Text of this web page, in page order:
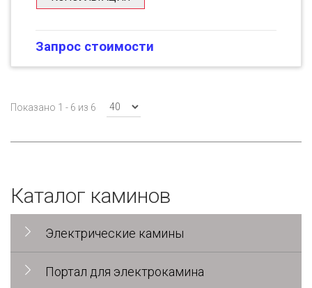
Запрос стоимости
Показано 1 - 6 из 6
Каталог каминов
Электрические камины
Портал для электрокамина